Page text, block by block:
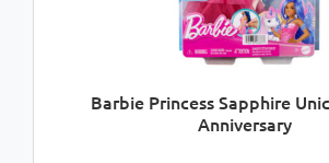
Barbie Princess Sapphire
Anniversary